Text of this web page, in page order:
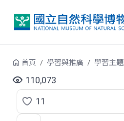
首頁 學習與推廣 學習主題
110,073
點
11